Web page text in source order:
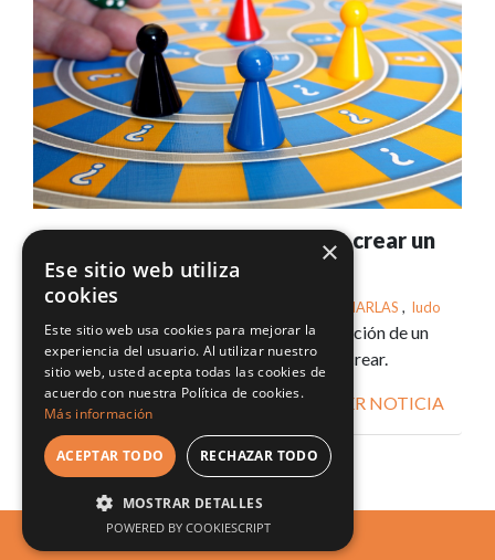
De la cabeza a la mesa: cómo crear un
juego.
CHARLAS , ludo
Conoce qué partes intervienen en la creación de un
juego de mesa. Una mesa redonda para crear.
VER NOTICIA
LUDO ERGO SUM
×
Ese sitio web utiliza
cookies
Este sitio web usa cookies para mejorar la
experiencia del usuario. Al utilizar nuestro
sitio web, usted acepta todas las cookies de
acuerdo con nuestra Política de cookies.
Más información
ACEPTAR TODO RECHAZAR TODO
MOSTRAR DETALLES
POWERED BY COOKIESCRIPT